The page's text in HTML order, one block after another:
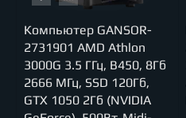
Компьютер GANSOR-
2731901 AMD Athlon
3000G 3.5 ГГц, B450, 8Гб
2666 МГц, SSD 120Гб,
GTX 1050 2Гб (NVIDIA